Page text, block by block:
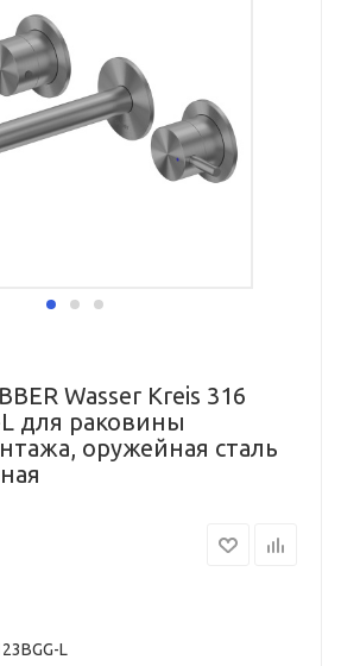
Wasser Kreis 316
L для раковины
оружейная сталь
L